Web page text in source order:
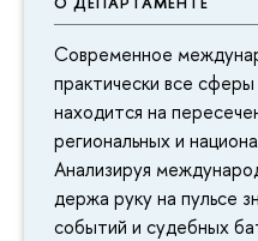
Современное
практически все
находится на
региональных и
Анализируя
держа руку на пульсе
событий и судебных